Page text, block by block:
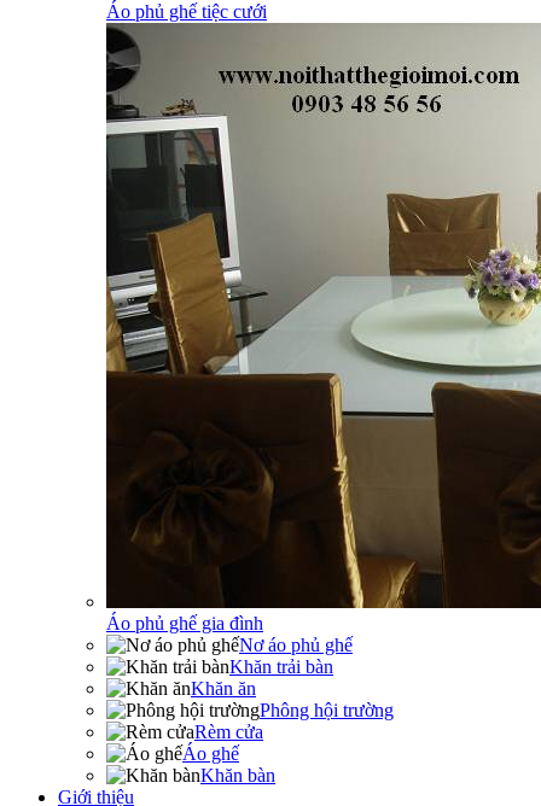
Áo phủ ghế tiệc cưới
Áo phủ ghế gia đình
Nơ áo phủ ghế
Khăn trải bàn
Khăn ăn
Phông hội trường
Rèm cửa
Áo ghế
Khăn bàn
Giới thiệu